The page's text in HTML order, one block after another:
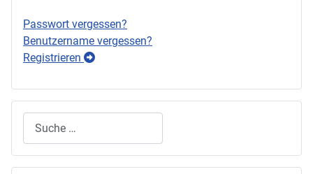
Passwort vergessen?
Benutzername vergessen?
Registrieren